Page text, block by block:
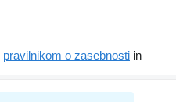
pravilnikom o zasebnosti in